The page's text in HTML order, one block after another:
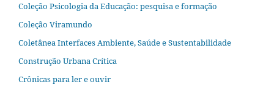
Coleção Psicologia da Educação: pesquisa e formação
Coleção Viramundo
Coletânea Interfaces Ambiente, Saúde e Sustentabilidade
Construção Urbana Crítica
Crônicas para ler e ouvir